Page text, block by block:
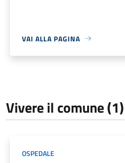
VAI ALLA PAGINA
Vivere il comune (1)
OSPEDALE